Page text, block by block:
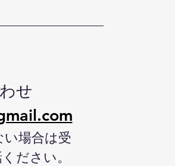
せ
場合は受
ださい。